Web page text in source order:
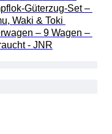
Güterzug-Set –
Waki & Toki
– 9 Wagen –
- JNR